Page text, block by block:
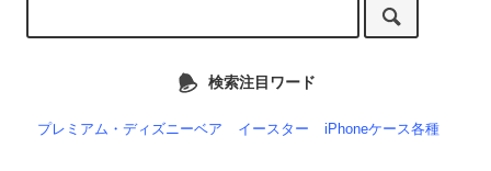
検索注目ワード
プレミアム・ディズニーベア イースター iPhoneケース各種